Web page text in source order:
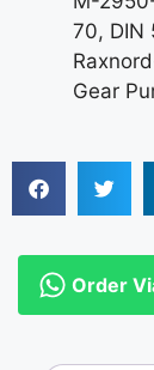
70, DIN
Gear
Order